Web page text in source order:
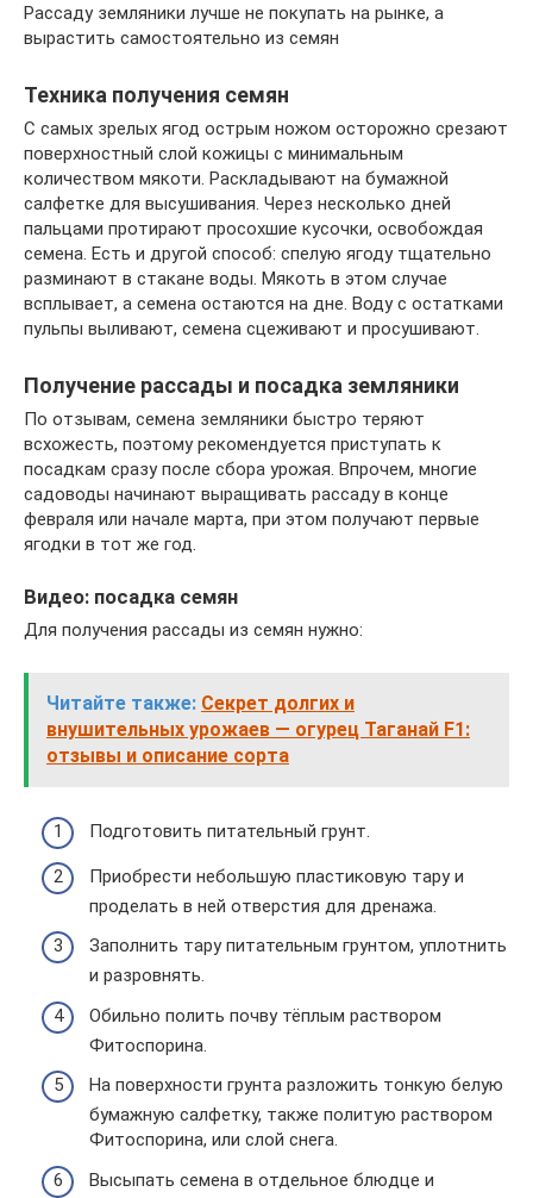
Рассаду земляники лучше не покупать на рынке, а
вырастить самостоятельно из семян
Техника получения семян
С самых зрелых ягод острым ножом осторожно срезают
поверхностный слой кожицы с минимальным
количеством мякоти. Раскладывают на бумажной
салфетке для высушивания. Через несколько дней
пальцами протирают просохшие кусочки, освобождая
семена. Есть и другой способ: спелую ягоду тщательно
разминают в стакане воды. Мякоть в этом случае
всплывает, а семена остаются на дне. Воду с остатками
пульпы выливают, семена сцеживают и просушивают.
Получение рассады и посадка земляники
По отзывам, семена земляники быстро теряют
всхожесть, поэтому рекомендуется приступать к
посадкам сразу после сбора урожая. Впрочем, многие
садоводы начинают выращивать рассаду в конце
февраля или начале марта, при этом получают первые
ягодки в тот же год.
Видео: посадка семян
Для получения рассады из семян нужно:
Читайте также: Секрет долгих и
внушительных урожаев — огурец Таганай F1:
отзывы и описание сорта
Подготовить питательный грунт.
Приобрести небольшую пластиковую тару и
проделать в ней отверстия для дренажа.
Заполнить тару питательным грунтом, уплотнить
и разровнять.
Обильно полить почву тёплым раствором
Фитоспорина.
На поверхности грунта разложить тонкую белую
бумажную салфетку, также политую раствором
Фитоспорина, или слой снега.
Высыпать семена в отдельное блюдце и